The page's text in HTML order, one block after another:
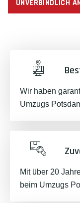
UNVERBINDLICH
Wir haben
Umzugs
Mit über 20
beim Umzugs